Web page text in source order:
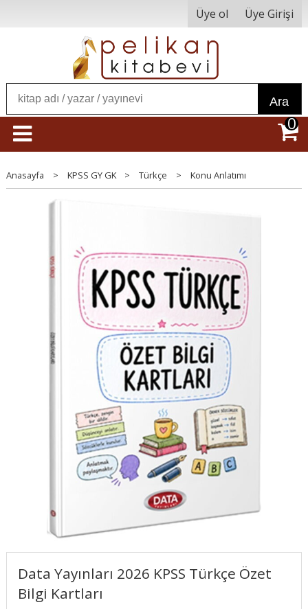
Üye ol Üye Girişi
Ara
0
Anasayfa > KPSS GY GK > Türkçe > Konu Anlatımı
Data Yayınları 2026 KPSS Türkçe Özet
Bilgi Kartları